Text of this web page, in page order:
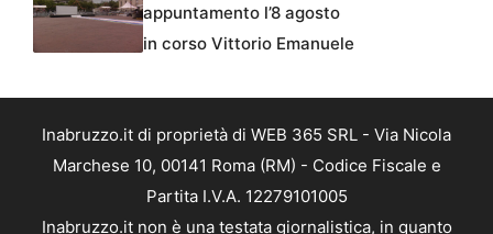
appuntamento l’8 agosto
in corso Vittorio Emanuele
Inabruzzo.it di proprietà di WEB 365 SRL - Via Nicola
Marchese 10, 00141 Roma (RM) - Codice Fiscale e
Partita I.V.A. 12279101005
Inabruzzo.it non è una testata giornalistica, in quanto